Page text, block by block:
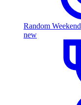
Random Weekend
new